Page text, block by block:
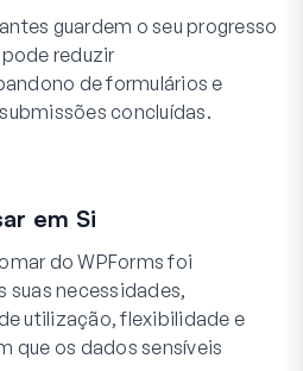
guardem o seu progresso
reduzir
de formulários e
concluídas.
em Si
do WPForms foi
suas necessidades,
utilização, flexibilidade e
que os dados sensíveis